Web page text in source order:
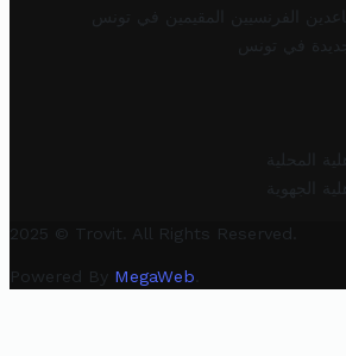
الفرنسيين المقيمين في تونس
في تونس
المحلية
الجهوية
2025 © Trovit. All Rights Reserved.
Powered By MegaWeb